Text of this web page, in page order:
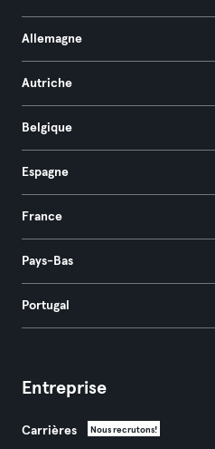
Allemagne
Autriche
Belgique
Espagne
France
Pays-Bas
Portugal
Entreprise
Carrières Nous recrutons!